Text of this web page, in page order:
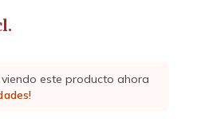
este producto ahora